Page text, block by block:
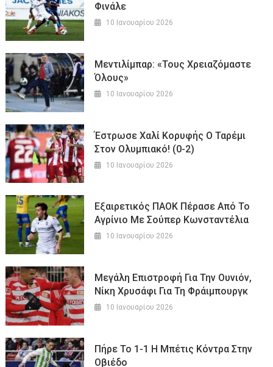
Φινάλε
10 Ιανουαρίου 2026
Μεντιλίμπαρ: «Τους Χρειαζόμαστε
Όλους»
10 Ιανουαρίου 2026
Έστρωσε Χαλί Κορυφής Ο Ταρέμι
Στον Ολυμπιακό! (0-2)
10 Ιανουαρίου 2026
Εξαιρετικός ΠΑΟΚ Πέρασε Από Το
Αγρίνιο Με Σούπερ Κωνσταντέλια
10 Ιανουαρίου 2026
Μεγάλη Επιστροφή Για Την Ουνιόν,
Νίκη Χρυσάφι Για Τη Φράιμπουργκ
10 Ιανουαρίου 2026
Πήρε Το 1-1 Η Μπέτις Κόντρα Στην
Οβιέδο